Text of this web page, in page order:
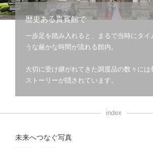
結婚式場での撮影 庭園での撮影
豊富な色打掛・着物
歴史ある貴賓館で
一歩足を踏み入れると、まるで当時にタイ
うな厳かな時間が流れる館内。
大切に受け継がれてきた調度品の数々には
ストーリーが隠されています。
index
未来へつなぐ写真